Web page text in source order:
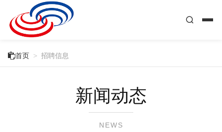
首页 > 招聘信息
新闻动态
NEWS